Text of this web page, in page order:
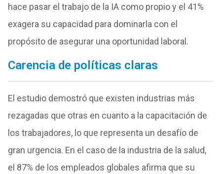
hace pasar el trabajo de la IA como propio y el 41%
exagera su capacidad para dominarla con el
propósito de asegurar una oportunidad laboral.
Carencia de políticas claras
El estudio demostró que existen industrias más
rezagadas que otras en cuanto a la capacitación de
los trabajadores, lo que representa un desafío de
gran urgencia. En el caso de la industria de la salud,
el 87% de los empleados globales afirma que su